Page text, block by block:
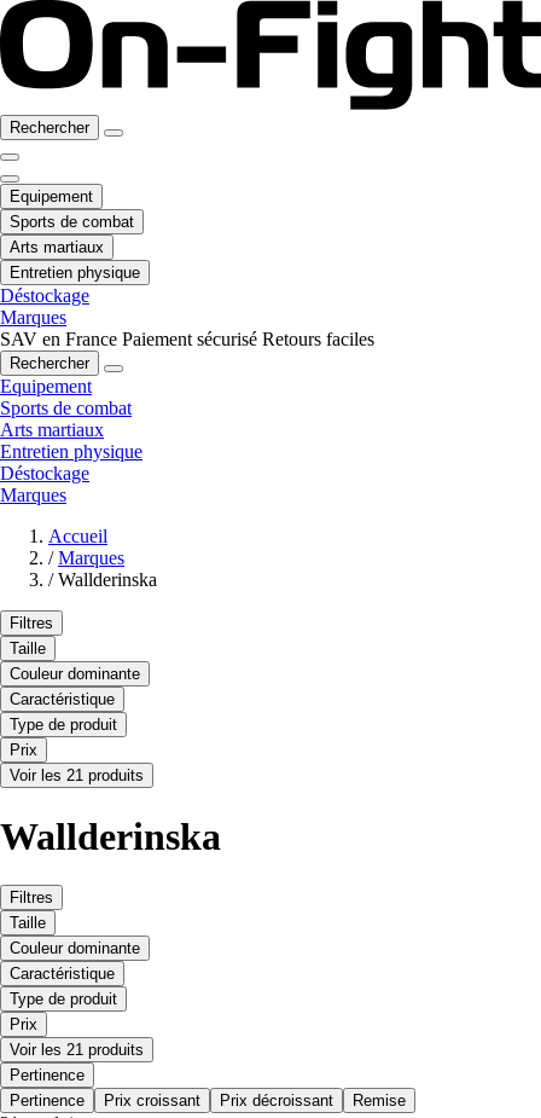
Rechercher
Equipement
Sports de combat
Arts martiaux
Entretien physique
Déstockage
Marques
SAV en France Paiement sécurisé Retours faciles
Rechercher
Equipement
Sports de combat
Arts martiaux
Entretien physique
Déstockage
Marques
Accueil
/ Marques
/ Wallderinska
Filtres
Taille
Couleur dominante
Caractéristique
Type de produit
Prix
Voir les 21 produits
Wallderinska
Filtres
Taille
Couleur dominante
Caractéristique
Type de produit
Prix
Voir les 21 produits
Pertinence
Pertinence
Prix croissant Prix décroissant Remise